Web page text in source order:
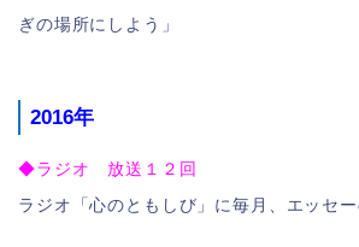
ぎの場所にしよう」
2016年
◆ラジオ 放送１２回
ラジオ「心のともしび」に毎月、エッセ